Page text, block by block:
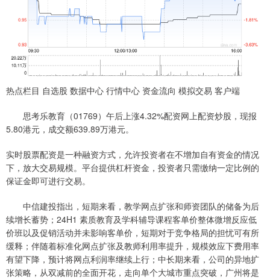
热点栏目 自选股 数据中心 行情中心 资金流向 模拟交易 客户端
思考乐教育（01769）午后上涨4.32%配资网上配资炒股，现报
5.80港元，成交额639.89万港元。
实时股票配资是一种融资方式，允许投资者在不增加自有资金的情况
下，放大交易规模。平台提供杠杆资金，投资者只需缴纳一定比例的
保证金即可进行交易。
中信建投指出，短期来看，教学网点扩张和师资团队的储备为后
续增长蓄势；24H1 素质教育及学科辅导课程客单价整体微增反应低
价班以及促销活动并未影响客单价，短期对于竞争格局的担忧可有所
缓释；伴随着标准化网点扩张及教师利用率提升，规模效应下费用率
有望下降，预计将网点利润率继续上行；中长期来看，公司的异地扩
张策略，从双减前的全面开花，走向单个大城市重点突破，广州将是